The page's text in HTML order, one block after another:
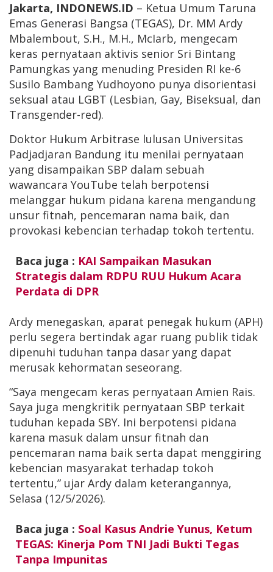
Jakarta, INDONEWS.ID – Ketua Umum Taruna
Emas Generasi Bangsa (TEGAS), Dr. MM Ardy
Mbalembout, S.H., M.H., McIarb, mengecam
keras pernyataan aktivis senior Sri Bintang
Pamungkas yang menuding Presiden RI ke-6
Susilo Bambang Yudhoyono punya disorientasi
seksual atau LGBT (Lesbian, Gay, Biseksual, dan
Transgender-red).
Doktor Hukum Arbitrase lulusan Universitas
Padjadjaran Bandung itu menilai pernyataan
yang disampaikan SBP dalam sebuah
wawancara YouTube telah berpotensi
melanggar hukum pidana karena mengandung
unsur fitnah, pencemaran nama baik, dan
provokasi kebencian terhadap tokoh tertentu.
Baca juga : KAI Sampaikan Masukan
Strategis dalam RDPU RUU Hukum Acara
Perdata di DPR
Ardy menegaskan, aparat penegak hukum (APH)
perlu segera bertindak agar ruang publik tidak
dipenuhi tuduhan tanpa dasar yang dapat
merusak kehormatan seseorang.
“Saya mengecam keras pernyataan Amien Rais.
Saya juga mengkritik pernyataan SBP terkait
tuduhan kepada SBY. Ini berpotensi pidana
karena masuk dalam unsur fitnah dan
pencemaran nama baik serta dapat menggiring
kebencian masyarakat terhadap tokoh
tertentu,” ujar Ardy dalam keterangannya,
Selasa (12/5/2026).
Baca juga : Soal Kasus Andrie Yunus, Ketum
TEGAS: Kinerja Pom TNI Jadi Bukti Tegas
Tanpa Impunitas